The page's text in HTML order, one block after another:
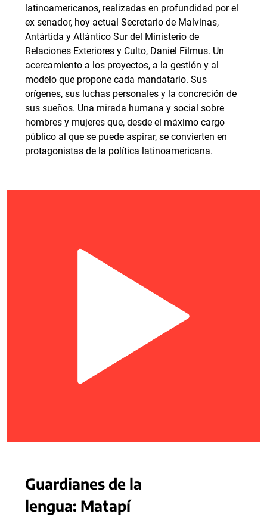
latinoamericanos, realizadas en profundidad por el
ex senador, hoy actual Secretario de Malvinas,
Antártida y Atlántico Sur del Ministerio de
Relaciones Exteriores y Culto, Daniel Filmus. Un
acercamiento a los proyectos, a la gestión y al
modelo que propone cada mandatario. Sus
orígenes, sus luchas personales y la concreción de
sus sueños. Una mirada humana y social sobre
hombres y mujeres que, desde el máximo cargo
público al que se puede aspirar, se convierten en
protagonistas de la política latinoamericana.
Guardianes de la
lengua: Matapí